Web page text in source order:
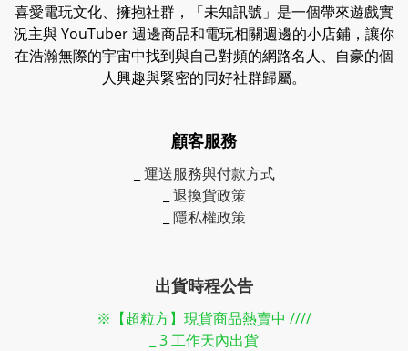
喜愛電玩文化、擁抱社群，「未知訊號」是一個帶來遊戲實
況主與 YouTuber 週邊商品和電玩相關週邊的小店鋪，讓你
在浩瀚無際的宇宙中找到與自己對頻的網路名人、自豪的個
人興趣與緊密的同好社群歸屬。
顧客服務
運送服務與付款方式
退換貨政策
隱私權政策
出貨時程公告
※【超粒方】現貨商品熱賣中 ////
_ 3 工作天內出貨